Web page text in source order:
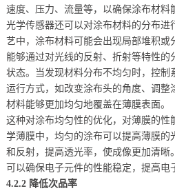
速度、压力、流量等，以确保涂布材料
光学传感器还可以对涂布材料的分布进
艺中，涂布材料可能会出现局部堆积或
能够通过对光线的反射、折射等特性的
状态。当发现材料分布不均匀时，控制
运行方式，如改变涂布头的角度、调整
材料能够更加均匀地覆盖在薄膜表面。
这种对涂布均匀性的优化，对薄膜的性
学薄膜中，均匀的涂布可以提高薄膜的
和反射，提高透光率，使成像更加清晰
可以确保电子元件的性能稳定，提高电
4.2.2 降低次品率